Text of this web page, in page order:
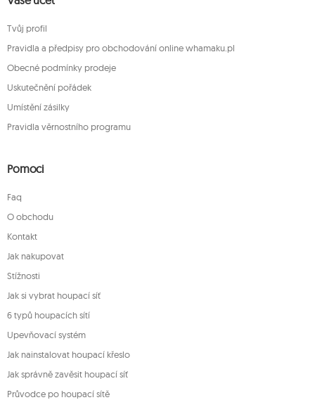
Tvůj profil
Pravidla a předpisy pro obchodování online whamaku.pl
Obecné podmínky prodeje
Uskutečnění pořádek
Umístění zásilky
Pravidla věrnostního programu
Pomoci
Faq
O obchodu
Kontakt
Jak nakupovat
Stížnosti
Jak si vybrat houpací síť
6 typů houpacích sítí
Upevňovací systém
Jak nainstalovat houpací křeslo
Jak správně zavěsit houpací síť
Průvodce po houpací sítě